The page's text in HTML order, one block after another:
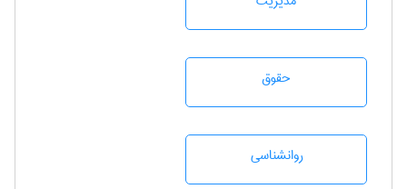
حقوق
روانشناسی